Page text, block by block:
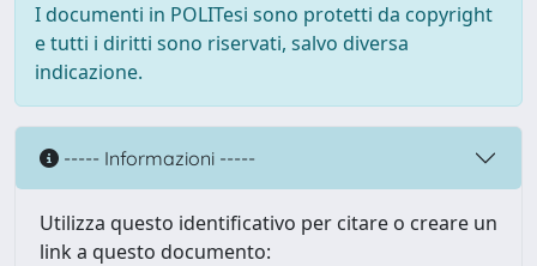
I documenti in POLITesi sono protetti da copyright
e tutti i diritti sono riservati, salvo diversa
indicazione.
----- Informazioni -----
Utilizza questo identificativo per citare o creare un
link a questo documento: